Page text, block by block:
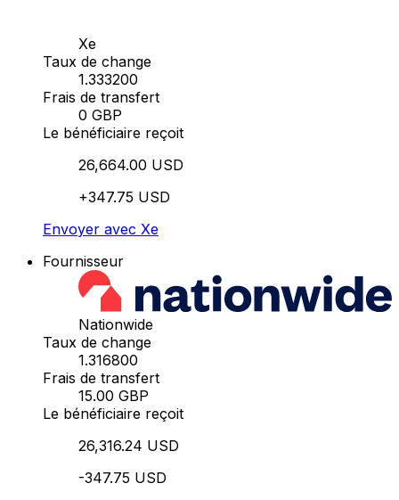
Xe
Taux de change
1.333200
Frais de transfert
0 GBP
Le bénéficiaire reçoit
26,664.00 USD
+347.75 USD
Envoyer avec Xe
Fournisseur
Nationwide
Taux de change
1.316800
Frais de transfert
15.00 GBP
Le bénéficiaire reçoit
26,316.24 USD
-347.75 USD